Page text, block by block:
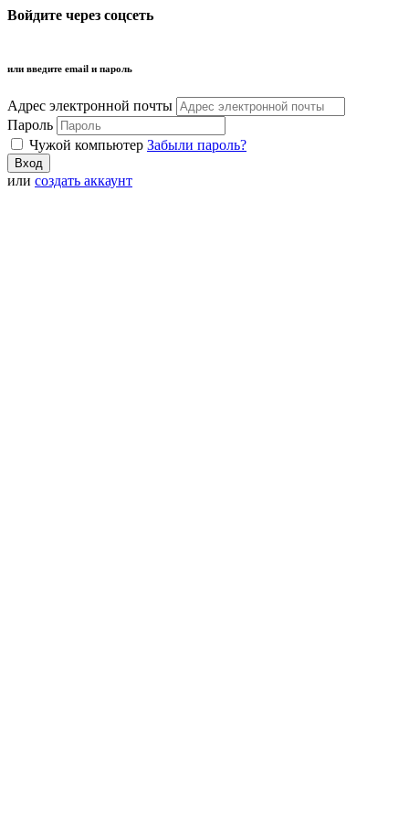
Войдите через соцсеть
или введите email и пароль
Адрес электронной почты
Пароль
Чужой компьютер Забыли пароль?
или создать аккаунт